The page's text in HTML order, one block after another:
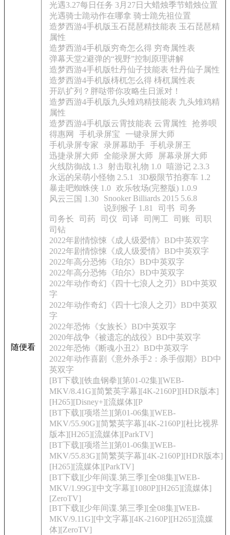
随便看
光遇3.27每日任务 3月27日大蜡烛季节蜡烛位置
光遇骑士跪动作在哪拿 骑士跪先祖位置
造梦西游4手机版玉石琵琶精技能表 玉石琵琶精
属性
造梦西游4手机版穷奇怎么得 穷奇属性表
弹幕天堂2避弹的“视野”控制原理讲解
造梦西游4手机版牡丹仙子技能表 牡丹仙子属性
造梦西游4手机版梼杌怎么得 梼杌属性表
开趴扩列？胖哒带你攻略生日派对！
造梦西游4手机版九头雉鸡精技能表 九头雉鸡精
属性
造梦西游4手机版云霄技能表 云霄属性
抢券呗
得惠网
手机录屏宝
一键录屏大师
手机录屏专家
录屏幕助手 手机录屏王
迅捷录屏大师 全能录屏大师
屏幕录屏大师
火线防御战 1.3
射击取礼物 1.0
嘻游记 2.3.3
永远的呆萌小怪物 2.5.1
3D极限节拍赛车 1.2
暴走吧蜘蛛侠 1.0
欢乐牧场(完整版) 1.0.9
风云三国 1.30
Snooker Billiards 2015 5.6.8
说到猴子 1.81
司书
司务
司务长
司药 司仪 司译 司闸工 司账
司职
司钻
2022年剧情惊悚《成人级爱情》BD中英双字
2022年剧情惊悚《成人级爱情》BD中英双字
2022年高分恐怖《珀尔》BD中英双字
2022年高分恐怖《珀尔》BD中英双字
2022年动作奇幻《四十七浪人之刃》BD中英双
字
2022年动作奇幻《四十七浪人之刃》BD中英双
字
2022年恐怖《女族长》BD中英双字
2020年战争《被遗忘的战役》BD中英双字
2022年恐怖《断魂小丑2》BD中英双字
2022年动作喜剧《意外杀手2：杀手假期》BD中
英双字
[BT下载][铁血钢拳][第01-02集][WEB-
MKV/8.41G][简繁英字幕][4K-2160P][HDR版本]
[H265][Disney+][流媒体][P
[BT下载][项塔兰][第01-06集][WEB-
MKV/55.90G][简繁英字幕][4K-2160P][杜比视界
版本][H265][流媒体][ParkTV]
[BT下载][项塔兰][第01-06集][WEB-
MKV/55.83G][简繁英字幕][4K-2160P][HDR版本]
[H265][流媒体][ParkTV]
[BT下载][少年间谍.第三季][全08集][WEB-
MKV/1.99G][中文字幕][1080P][H265][流媒体]
[ZeroTV]
[BT下载][少年间谍.第三季][全08集][WEB-
MKV/9.11G][中文字幕][4K-2160P][H265][流媒
体][ZeroTV]